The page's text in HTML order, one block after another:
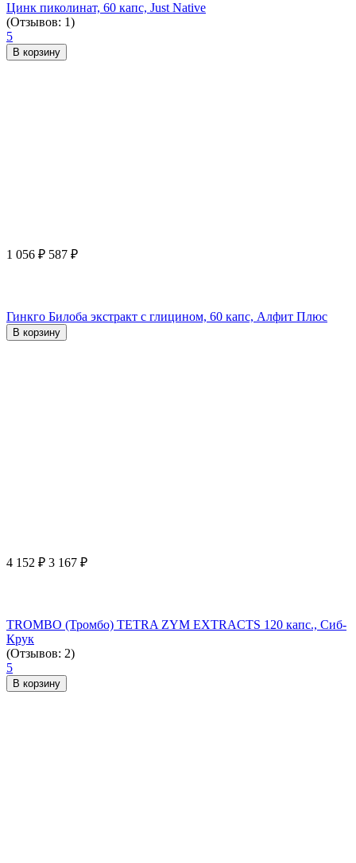
Цинк пиколинат, 60 капс, Just Native
(Отзывов: 1)
5
В корзину
1 056 ₽ 587 ₽
Гинкго Билоба экстракт с глицином, 60 капс, Алфит Плюс
В корзину
4 152 ₽ 3 167 ₽
TROMBO (Тромбо) TETRA ZYM EXTRACTS 120 капс., Сиб-
Крук
(Отзывов: 2)
5
В корзину